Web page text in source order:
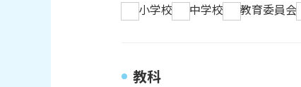
小学校 中学校 教育委員会
教科